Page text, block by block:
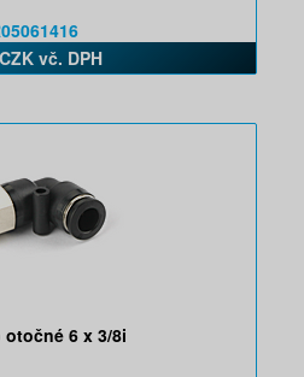
vč. DPH
otočné 6 x 3/8i